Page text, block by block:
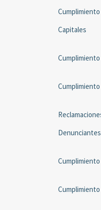
Capitales
Cumplimiento
Cumplimiento